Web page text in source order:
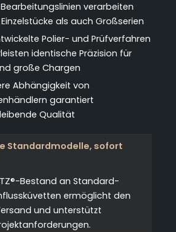
Bearbeitungslinien verarbeiten
als auch Großserien
Polier- und Prüfverfahren
identische Präzision für
große Chargen
Abhängigkeit von
garantiert
Qualität
Standardmodelle, sofort
Bestand an Standard-
ermöglicht den
und unterstützt